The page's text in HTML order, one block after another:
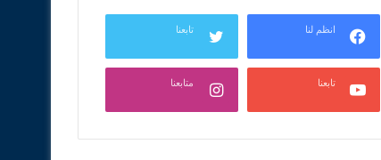
انظم لنا تابعنا
تابعنا متابعنا